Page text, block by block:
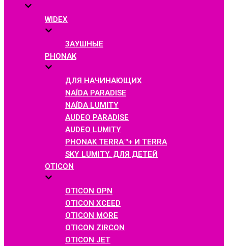
WIDEX
ЗАУШНЫЕ
PHONAK
ДЛЯ НАЧИНАЮЩИХ
NAÍDA PARADISE
NAÍDA LUMITY
AUDEO PARADISE
AUDEO LUMITY
PHONAK TERRA™+ И TERRA
SKY LUMITY. ДЛЯ ДЕТЕЙ
OTICON
OTICON OPN
OTICON XCEED
OTICON MORE
OTICON ZIRCON
OTICON JET